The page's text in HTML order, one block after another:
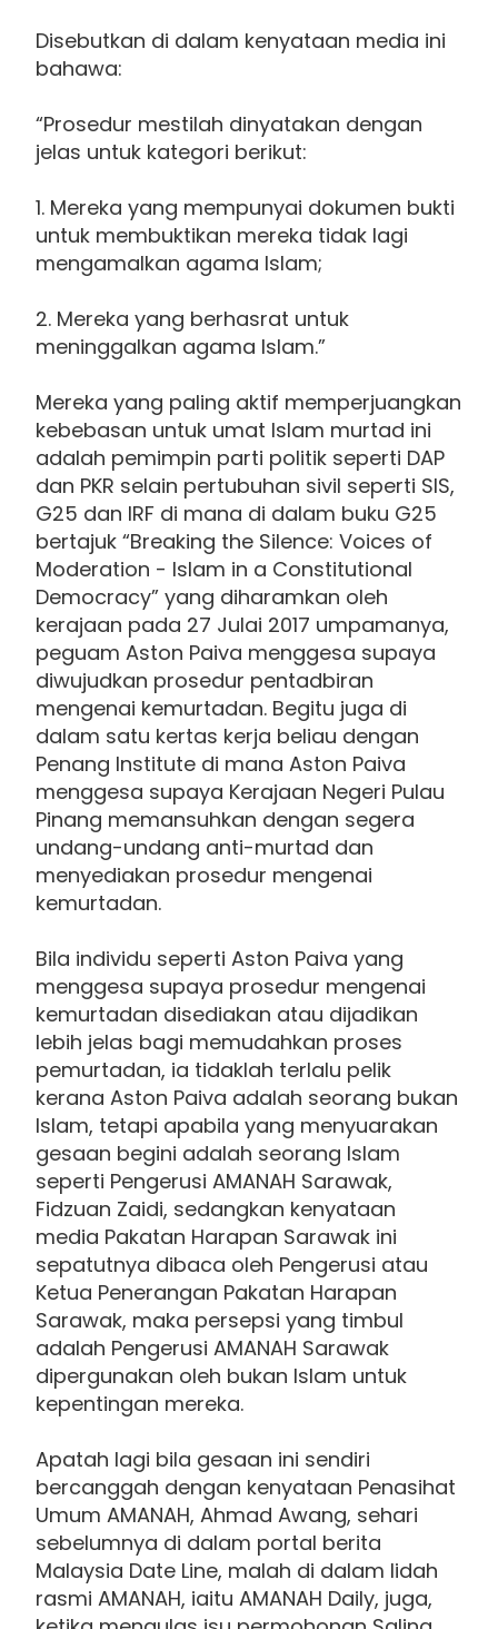
Disebutkan di dalam kenyataan media ini
bahawa:
“Prosedur mestilah dinyatakan dengan
jelas untuk kategori berikut:
1. Mereka yang mempunyai dokumen bukti
untuk membuktikan mereka tidak lagi
mengamalkan agama Islam;
2. Mereka yang berhasrat untuk
meninggalkan agama Islam.”
Mereka yang paling aktif memperjuangkan
kebebasan untuk umat Islam murtad ini
adalah pemimpin parti politik seperti DAP
dan PKR selain pertubuhan sivil seperti SIS,
G25 dan IRF di mana di dalam buku G25
bertajuk “Breaking the Silence: Voices of
Moderation - Islam in a Constitutional
Democracy” yang diharamkan oleh
kerajaan pada 27 Julai 2017 umpamanya,
peguam Aston Paiva menggesa supaya
diwujudkan prosedur pentadbiran
mengenai kemurtadan. Begitu juga di
dalam satu kertas kerja beliau dengan
Penang Institute di mana Aston Paiva
menggesa supaya Kerajaan Negeri Pulau
Pinang memansuhkan dengan segera
undang-undang anti-murtad dan
menyediakan prosedur mengenai
kemurtadan.
Bila individu seperti Aston Paiva yang
menggesa supaya prosedur mengenai
kemurtadan disediakan atau dijadikan
lebih jelas bagi memudahkan proses
pemurtadan, ia tidaklah terlalu pelik
kerana Aston Paiva adalah seorang bukan
Islam, tetapi apabila yang menyuarakan
gesaan begini adalah seorang Islam
seperti Pengerusi AMANAH Sarawak,
Fidzuan Zaidi, sedangkan kenyataan
media Pakatan Harapan Sarawak ini
sepatutnya dibaca oleh Pengerusi atau
Ketua Penerangan Pakatan Harapan
Sarawak, maka persepsi yang timbul
adalah Pengerusi AMANAH Sarawak
dipergunakan oleh bukan Islam untuk
kepentingan mereka.
Apatah lagi bila gesaan ini sendiri
bercanggah dengan kenyataan Penasihat
Umum AMANAH, Ahmad Awang, sehari
sebelumnya di dalam portal berita
Malaysia Date Line, malah di dalam lidah
rasmi AMANAH, iaitu AMANAH Daily, juga,